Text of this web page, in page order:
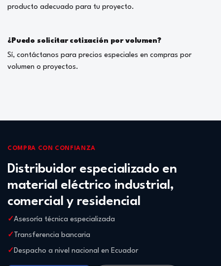
producto adecuado para tu proyecto.
¿Puedo solicitar cotización por volumen?
Sí, contáctanos para precios especiales en compras por
volumen o proyectos.
COMPRA CON CONFIANZA
Distribuidor especializado en
material eléctrico industrial,
comercial y residencial
Asesoría técnica especializada
Transferencia bancaria
Despacho a nivel nacional en Ecuador